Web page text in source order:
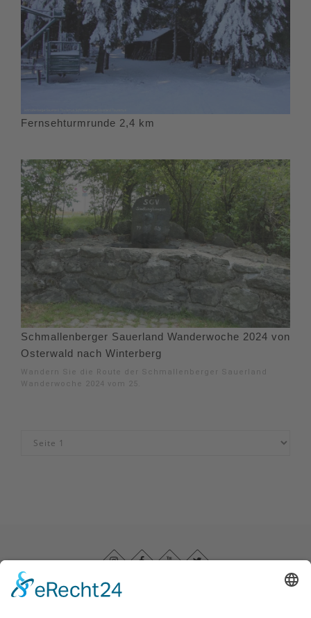
Fernsehturmrunde 2,4 km
Schmallenberger Sauerland Wanderwoche 2024 von
Osterwald nach Winterberg
Wandern Sie die Route der Schmallenberger Sauerland
Wanderwoche 2024 vom 25.